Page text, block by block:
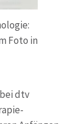
Foto in
dtv